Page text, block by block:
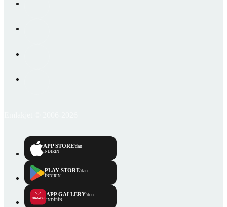
APP STORE'dan
İNDİRİN
PLAY STORE'dan
İNDİRİN
APP GALLERY'den
İNDİRİN